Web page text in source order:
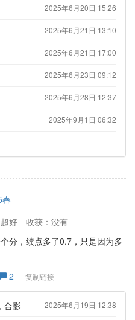
2025年6月20日 15:26
2025年6月21日 13:10
2025年6月21日 17:00
2025年6月23日 09:12
2025年6月28日 12:37
2025年9月1日 06:32
好
收获：没有
分，绩点多了0.7，只是因为多
2 复制链接
合影 2025年6月19日 12:38